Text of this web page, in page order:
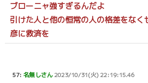
ブローニャ強すぎるんだよ
引けた人と他の恒常の人の格差をなく
彦に救済を
57: 名無しさん2023/10/31(火) 22:19:15.46